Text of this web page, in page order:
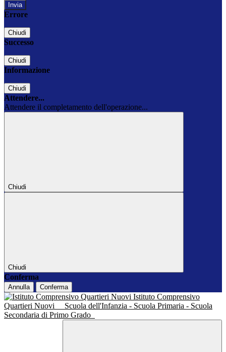
Errore
Chiudi
Successo
Chiudi
Informazione
Chiudi
Attendere...
Attendere il completamento dell'operazione...
Chiudi
Chiudi
Conferma
Annulla Conferma
Istituto Comprensivo
Quartieri Nuovi
Scuola dell'Infanzia - Scuola Primaria - Scuola
Secondaria di Primo Grado